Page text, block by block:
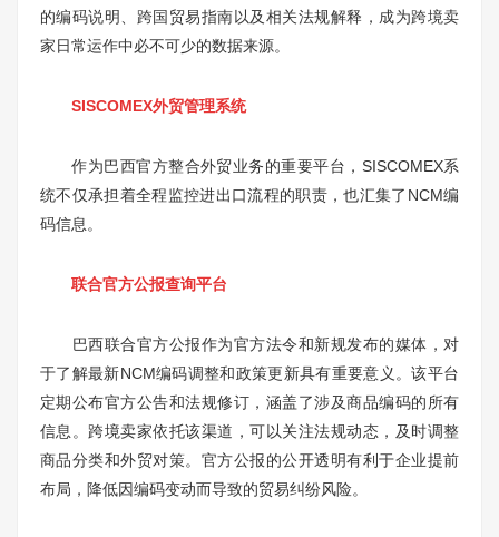
的编码说明、跨国贸易指南以及相关法规解释，成为跨境卖
家日常运作中必不可少的数据来源。
SISCOMEX外贸管理系统
作为巴西官方整合外贸业务的重要平台，SISCOMEX系
统不仅承担着全程监控进出口流程的职责，也汇集了NCM编
码信息。
联合官方公报查询平台
巴西联合官方公报作为官方法令和新规发布的媒体，对
于了解最新NCM编码调整和政策更新具有重要意义。该平台
定期公布官方公告和法规修订，涵盖了涉及商品编码的所有
信息。跨境卖家依托该渠道，可以关注法规动态，及时调整
商品分类和外贸对策。官方公报的公开透明有利于企业提前
布局，降低因编码变动而导致的贸易纠纷风险。